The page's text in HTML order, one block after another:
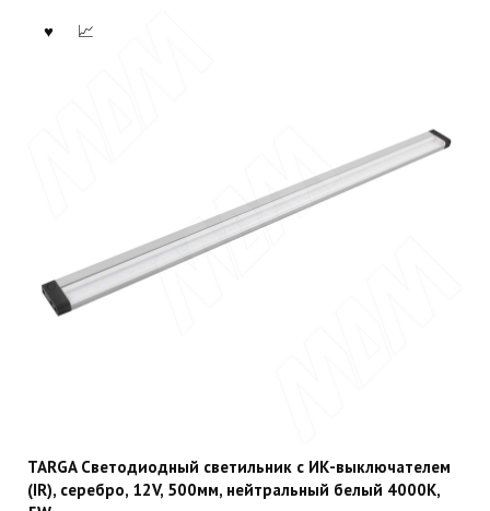
TARGA Светодиодный светильник с ИК-выключателем
(IR), серебро, 12V, 500мм, нейтральный белый 4000К,